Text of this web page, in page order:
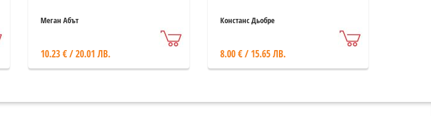
Меган Абът
10.23 € / 20.01 ЛВ.
Констанс Дьобре
8.00 € / 15.65 ЛВ.